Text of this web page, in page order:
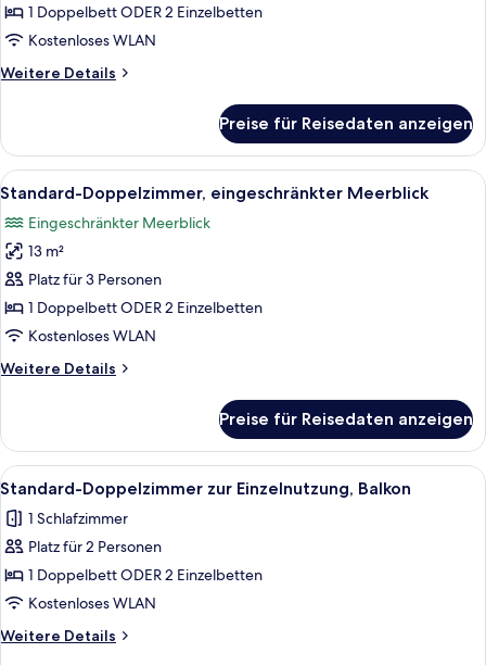
Doppelzimmer,
Balkon
anzeigen
1 Doppelbett ODER 2 Einzelbetten
Kostenloses WLAN
Weitere Details
Weitere
Doppelzimmer,
Balkon
Preise für Reisedaten anzeigen
Alle
Fotos
für
Standard-
Doppelzimmer,
eingeschränkter
Meerblick
Ein Hotelzimmer mit Bett,
3
Standard-Doppelzimmer, eingeschränkter Meerblick
Eingeschränkter Meerblick
13 m²
Platz für 3 Personen
1 Doppelbett ODER 2 Einzelbetten
Kostenloses WLAN
Weitere Details
Weitere
Doppelzimmer,
eingeschränkter
Meerblick
Preise für Reisedaten anzeigen
Alle
Fotos
für
Standard-
Doppelzimmer
zur
Einzelnutzung,
Balkon
Ein Hotelzimmer mit Balkon, einem
1
Standard-Doppelzimmer zur Einzelnutzung, Balkon
1 Schlafzimmer
Platz für 2 Personen
1 Doppelbett ODER 2 Einzelbetten
Kostenloses WLAN
Weitere Details
Weitere